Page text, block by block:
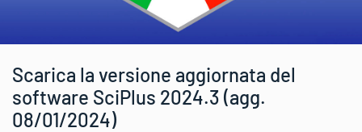
Scarica la versione aggiornata del
software SciPlus 2024.3 (agg.
08/01/2024)